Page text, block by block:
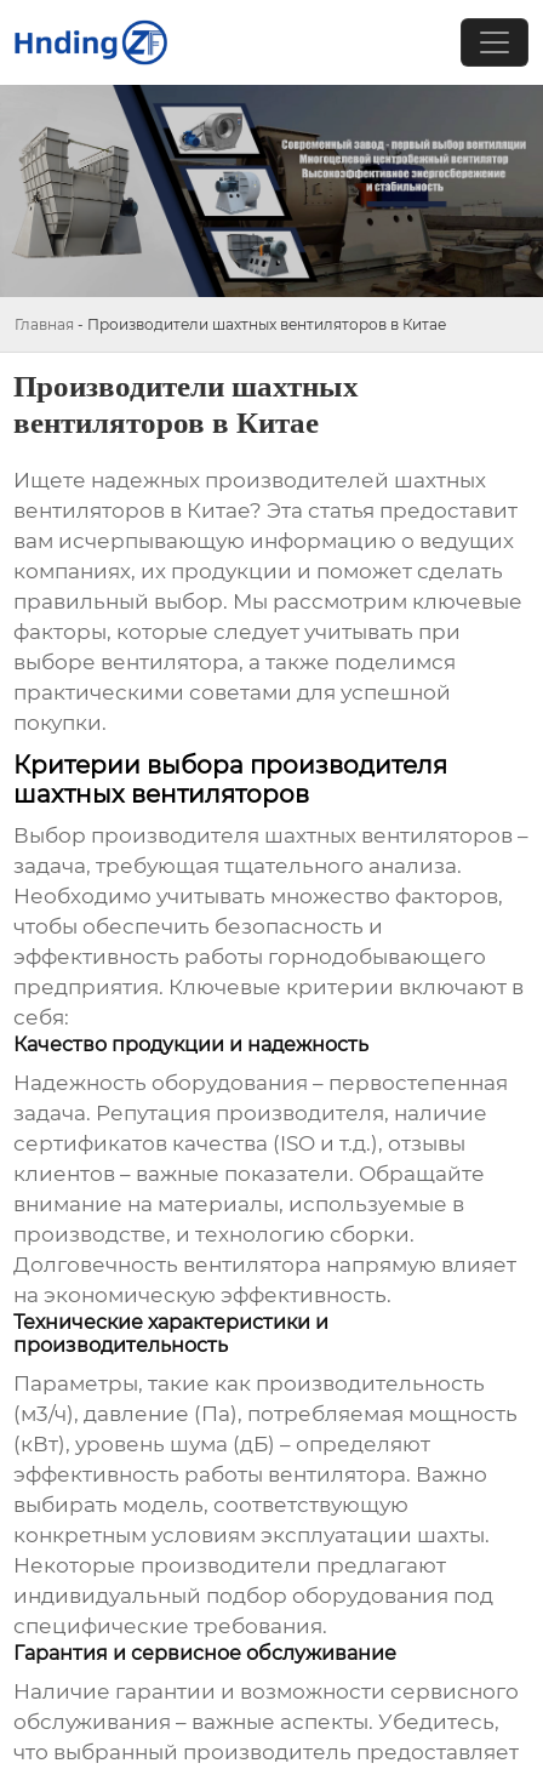
Главная - Производители шахтных вентиляторов в Китае
Производители шахтных
вентиляторов в Китае
Ищете надежных производителей шахтных
вентиляторов в Китае? Эта статья предоставит
вам исчерпывающую информацию о ведущих
компаниях, их продукции и поможет сделать
правильный выбор. Мы рассмотрим ключевые
факторы, которые следует учитывать при
выборе вентилятора, а также поделимся
практическими советами для успешной
покупки.
Критерии выбора производителя
шахтных вентиляторов
Выбор производителя шахтных вентиляторов –
задача, требующая тщательного анализа.
Необходимо учитывать множество факторов,
чтобы обеспечить безопасность и
эффективность работы горнодобывающего
предприятия. Ключевые критерии включают в
себя:
Качество продукции и надежность
Надежность оборудования – первостепенная
задача. Репутация производителя, наличие
сертификатов качества (ISO и т.д.), отзывы
клиентов – важные показатели. Обращайте
внимание на материалы, используемые в
производстве, и технологию сборки.
Долговечность вентилятора напрямую влияет
на экономическую эффективность.
Технические характеристики и
производительность
Параметры, такие как производительность
(м3/ч), давление (Па), потребляемая мощность
(кВт), уровень шума (дБ) – определяют
эффективность работы вентилятора. Важно
выбирать модель, соответствующую
конкретным условиям эксплуатации шахты.
Некоторые производители предлагают
индивидуальный подбор оборудования под
специфические требования.
Гарантия и сервисное обслуживание
Наличие гарантии и возможности сервисного
обслуживания – важные аспекты. Убедитесь,
что выбранный производитель предоставляет